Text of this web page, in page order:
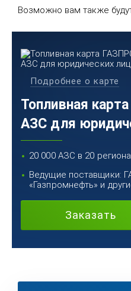
Возможно вам также
Топливная
АЗС для
20 000 АЗС в 20
Ведущие поставщики:
«Газпромнефть» и
Заказать
Подробнее о карте